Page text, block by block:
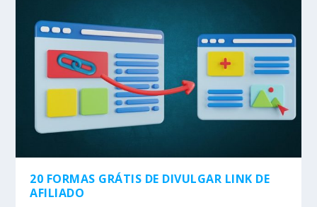
20 FORMAS GRÁTIS DE DIVULGAR LINK DE
AFILIADO